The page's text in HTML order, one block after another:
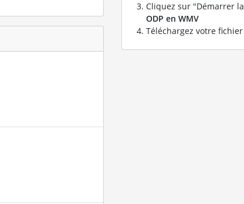
Cliquez sur "Démarrer
ODP en WMV
Téléchargez votre fichier